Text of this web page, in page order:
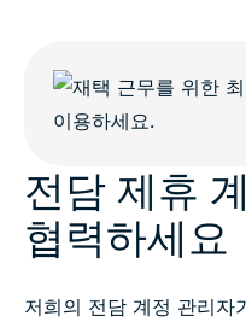
전담 제휴
협력하세요
저희의 전담 계정 관리자